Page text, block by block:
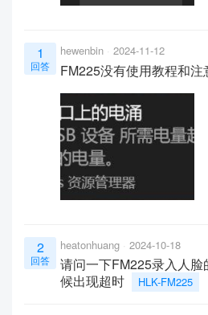
1
回答
hewenbin 2024-11-12
FM225没有使用教程和注
2
回答
heatonhuang 2024-10-18
请问一下FM225录入人
候出现超时
HLK-FM225